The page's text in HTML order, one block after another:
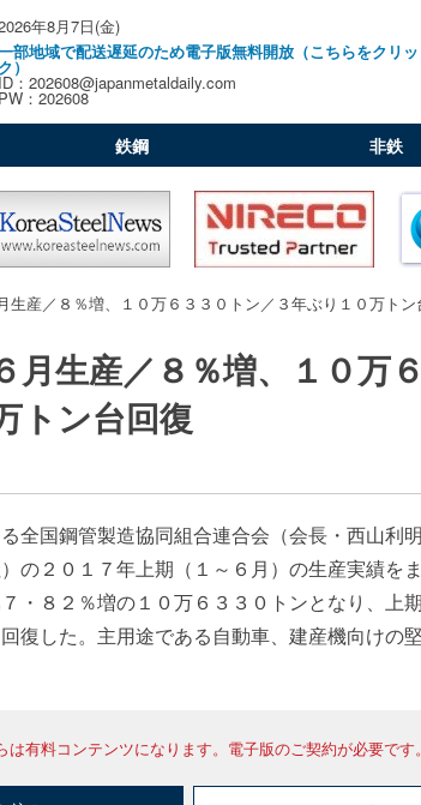
年8月7日(金)
部地域で配送遅延のため電子版無料開放（こちらをクリッ
ク）
ID：202608@japanmetaldaily.com
PW：202608
鉄鋼 非鉄
生産／８％増、１０万６３３０トン／３年ぶり１０万トン
月生産／８％増、１０万
トン台回復
全国鋼管製造協同組合連合会（会長・西山利
の２０１７年上期（１～６月）の生産実績を
・８２％増の１０万６３３０トンとなり、上
復した。主用途である自動車、建産機向けの
は有料コンテンツになります。電子版のご契約が必要です。